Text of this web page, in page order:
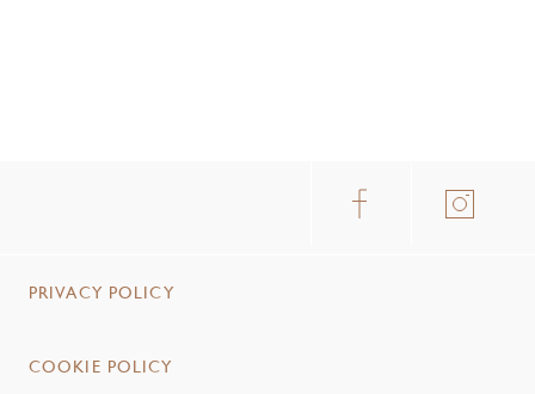
PRIVACY POLICY
COOKIE POLICY